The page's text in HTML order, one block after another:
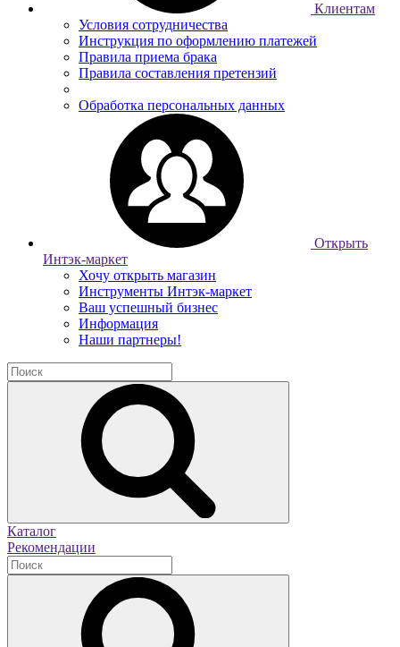
Клиентам
Условия сотрудничества
Инструкция по оформлению платежей
Правила приема брака
Правила составления претензий
Обработка персональных данных
Открыть
Интэк-маркет
Хочу открыть магазин
Инструменты Интэк-маркет
Ваш успешный бизнес
Информация
Наши партнеры!
Каталог
Рекомендации